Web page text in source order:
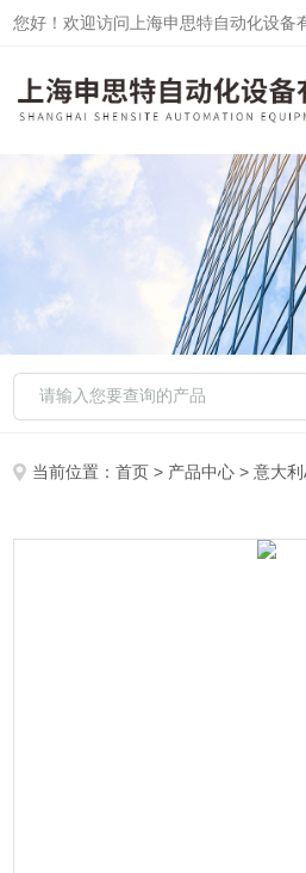
您好！欢迎访问上海申思特自动化设备
当前位置：首页 > 产品中心 >意大